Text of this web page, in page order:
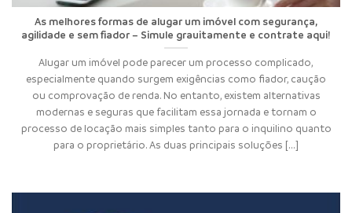
As melhores formas de alugar um imóvel com segurança,
agilidade e sem fiador – Simule grauitamente e contrate aqui!
Alugar um imóvel pode parecer um processo complicado,
especialmente quando surgem exigências como fiador, caução
ou comprovação de renda. No entanto, existem alternativas
modernas e seguras que facilitam essa jornada e tornam o
processo de locação mais simples tanto para o inquilino quanto
para o proprietário. As duas principais soluções [...]